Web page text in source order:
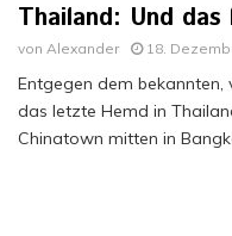
Thailand: Und
vonAlexander 18.
Entgegen dem bekannten,
das letzte Hemd in
Chinatown mitten in